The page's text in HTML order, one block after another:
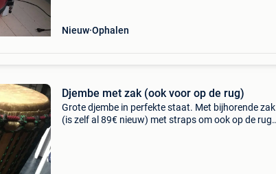
Nieuw Ophalen
Djembe met zak (ook voor op de rug)
Grote djembe in perfekte staat. Met bijhorende zak
(is zelf al 89€ nieuw) met straps om ook op de rug